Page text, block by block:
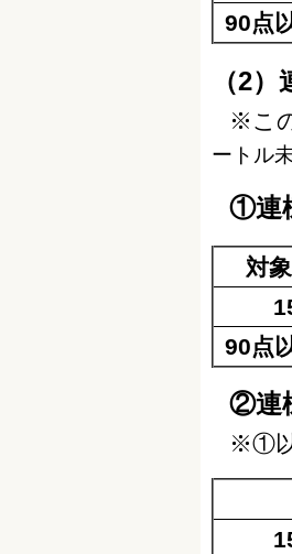
90点
（2
※こ
ートル
①連
対
90点
②連
※①以